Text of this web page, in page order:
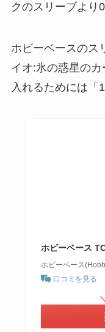
クのスリーブより
ホビーベースのス
イオ:氷の惑星の
入れるためには「
ホビーベース
ホビーベース
口コミを見る